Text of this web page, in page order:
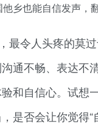
乡也能自信发声，
最令人头疼的莫
通不畅、表达不
和自信心。试想
是否会让你觉得